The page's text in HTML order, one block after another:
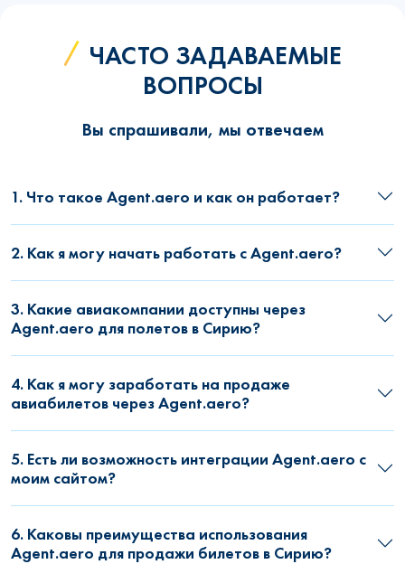
ЧАСТО ЗАДАВАЕМЫЕ
ВОПРОСЫ
Вы спрашивали, мы отвечаем
1. Что такое Agent.aero и как он работает?
2. Как я могу начать работать с Agent.aero?
3. Какие авиакомпании доступны через
Agent.aero для полетов в Сирию?
4. Как я могу заработать на продаже
авиабилетов через Agent.aero?
5. Есть ли возможность интеграции Agent.aero с
моим сайтом?
6. Каковы преимущества использования
Agent.aero для продажи билетов в Сирию?